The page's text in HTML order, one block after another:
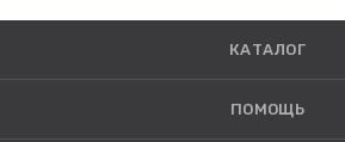
КАТАЛОГ
ПОМОЩЬ